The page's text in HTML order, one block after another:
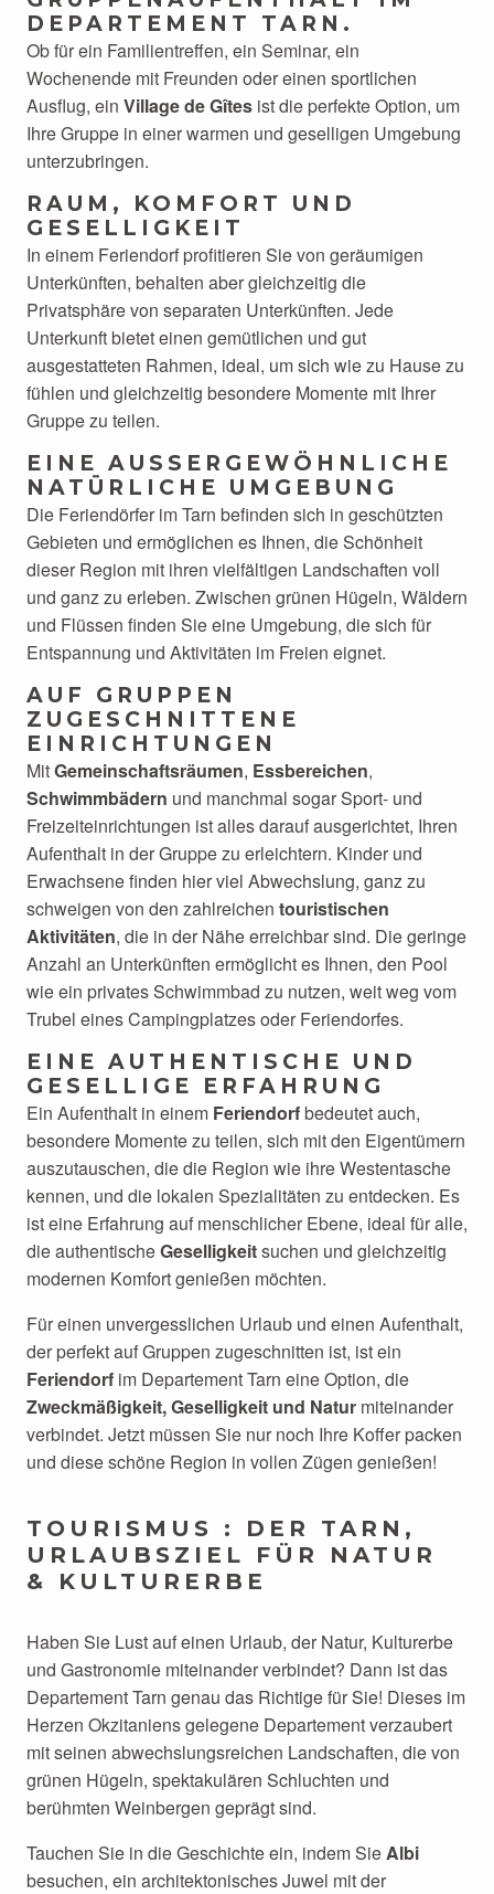
DEPARTEMENT TARN.
Ob für ein Familientreffen, ein Seminar, ein
Wochenende mit Freunden oder einen sportlichen
Ausflug, ein Village de Gîtes ist die perfekte Option, um
Ihre Gruppe in einer warmen und geselligen Umgebung
unterzubringen.
RAUM, KOMFORT UND
GESELLIGKEIT
In einem Feriendorf profitieren Sie von geräumigen
Unterkünften, behalten aber gleichzeitig die
Privatsphäre von separaten Unterkünften. Jede
Unterkunft bietet einen gemütlichen und gut
ausgestatteten Rahmen, ideal, um sich wie zu Hause zu
fühlen und gleichzeitig besondere Momente mit Ihrer
Gruppe zu teilen.
EINE AUSSERGEWÖHNLICHE N
ATÜRLICHE UMGEBUNG
Die Feriendörfer im Tarn befinden sich in geschützten
Gebieten und ermöglichen es Ihnen, die Schönheit
dieser Region mit ihren vielfältigen Landschaften voll
und ganz zu erleben. Zwischen grünen Hügeln, Wäldern
und Flüssen finden Sie eine Umgebung, die sich für
Entspannung und Aktivitäten im Freien eignet.
AUF GRUPPEN
ZUGESCHNITTENE
EINRICHTUNGEN
MitGemeinschaftsräumen, Essbereichen,
Schwimmbädern und manchmal sogar Sport- und
Freizeiteinrichtungen ist alles darauf ausgerichtet, Ihren
Aufenthalt in der Gruppe zu erleichtern. Kinder und
Erwachsene finden hier viel Abwechslung, ganz zu
schweigen von den zahlreichen touristischen
Aktivitäten, die in der Nähe erreichbar sind. Die geringe
Anzahl an Unterkünften ermöglicht es Ihnen, den Pool
wie ein privates Schwimmbad zu nutzen, weit weg vom
Trubel eines Campingplatzes oder Feriendorfes.
EINE AUTHENTISCHE UND
GESELLIGE ERFAHRUNG
Ein Aufenthalt in einem Feriendorfbedeutet auch,
besondere Momente zu teilen, sich mit den Eigentümern
auszutauschen, die die Region wie ihre Westentasche
kennen, und die lokalen Spezialitäten zu entdecken. Es
ist eine Erfahrung auf menschlicher Ebene, ideal für alle,
die authentischeGeselligkeitsuchen und gleichzeitig
modernen Komfort genießen möchten.
Für einen unvergesslichen Urlaub und einen Aufenthalt,
der perfekt auf Gruppen zugeschnitten ist, ist ein
Feriendorf im Departement Tarn eine Option, die
Zweckmäßigkeit, Geselligkeit und Natur miteinander
verbindet. Jetzt müssen Sie nur noch Ihre Koffer packen
und diese schöne Region in vollen Zügen genießen!
TOURISMUS : DER TARN,
URLAUBSZIEL FÜR NATUR
& KULTURERBE
Haben Sie Lust auf einen Urlaub, der Natur, Kulturerbe
und Gastronomie miteinander verbindet? Dann ist das
Departement Tarn genau das Richtige für Sie! Dieses im
Herzen Okzitaniens gelegene Departement verzaubert
mit seinen abwechslungsreichen Landschaften, die von
grünen Hügeln, spektakulären Schluchten und
berühmten Weinbergen geprägt sind.
Tauchen Sie in die Geschichte ein, indem SieAlbi
besuchen, ein architektonisches Juwel mit der